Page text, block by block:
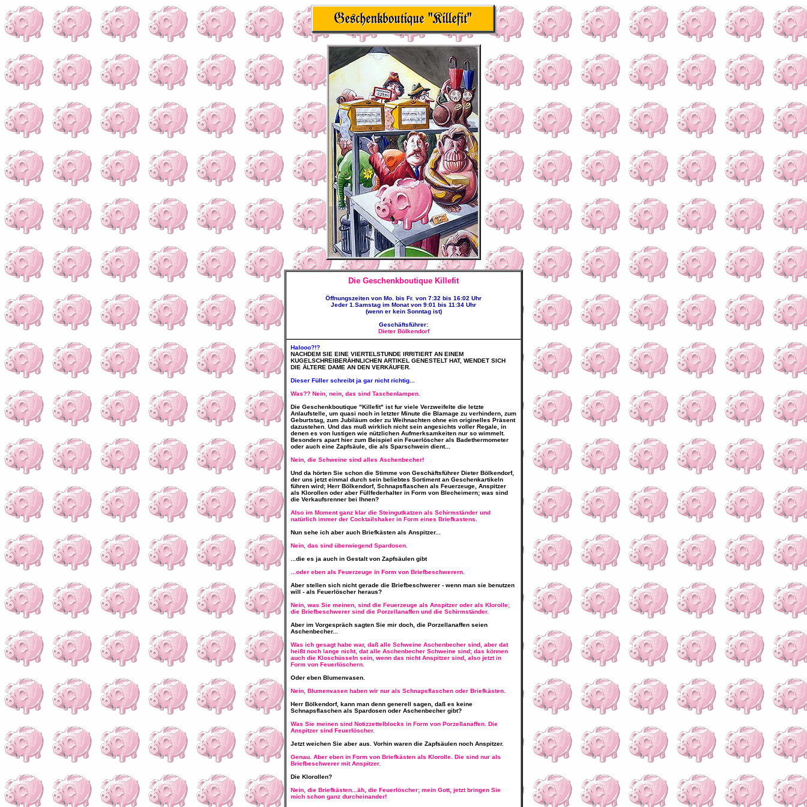
Die Geschenkboutique Killefit
Öffnungszeiten von Mo. bis Fr. von 7:32 bis 16:02 Uhr
Jeder 1.Samstag im Monat von 9:01 bis 11:34 Uhr
(wenn er kein Sonntag ist)
Geschäftsführer:
Dieter Bölkendorf
Halooo?!?
NACHDEM SIE EINE VIERTELSTUNDE IRRITIERT AN EINEM
KUGELSCHREIBERÄHNLICHEN ARTIKEL GENESTELT HAT, WENDET SICH
DIE ÄLTERE DAME AN DEN VERKÄUFER.
Dieser Füller schreibt ja gar nicht richtig...
Was?? Nein, nein, das sind Taschenlampen.
Die Geschenkboutique "Killefit" ist fur viele Verzweifelte die letzte
Anlaufstelle, um quasi noch in letzter Minute die Blamage zu verhindern, zum
Geburtstag, zum Jubiläum oder zu Weihnachten ohne ein originelles Präsent
dazustehen. Und das muß wirklich nicht sein angesichts voller Regale, in
denen es von lustigen wie nützlichen Aufmerksamkeiten nur so wimmelt.
Besonders apart hier zum Beispiel ein Feuerlöscher als Badethermometer
oder auch eine Zapfsäule, die als Sparschwein dient...
Nein, die Schweine sind alles Aschenbecher!
Und da hörten Sie schon die Stimme von Geschäftsführer Dieter Bölkendorf,
der uns jetzt einmal durch sein beliebtes Sortiment an Geschenkartikeln
führen wird; Herr Bölkendorf, Schnapsflaschen als Feuerzeuge, Anspitzer
als Klorollen oder aber Füllfederhalter in Form von Blecheimern; was sind
die Verkaufsrenner bei Ihnen?
Also im Moment ganz klar die Steingutkatzen als Schirmständer und
natürlich immer der Cocktailshaker in Form eines Briefkastens.
Nun sehe ich aber auch Briefkästen als Anspitzer...
Nein, das sind überwiegend Spardosen.
...die es ja auch in Gestalt von Zapfsäulen gibt
...oder eben als Feuerzeuge in Form von Briefbeschwerern.
Aber stellen sich nicht gerade die Briefbeschwerer - wenn man sie benutzen
will - als Feuerlöscher heraus?
Nein, was Sie meinen, sind die Feuerzeuge als Anspitzer oder als Klorolle;
die Briefbeschwerer sind die Porzellanaffen und die Schirmständer.
Aber im Vorgespräch sagten Sie mir doch, die Porzellanaffen seien
Aschenbecher...
Was ich gesagt habe war, daß alle Schweine Aschenbecher sind, aber dat
heißt noch lange nicht, dat alle Aschenbecher Schweine sind; das können
auch die Kloschüsseln sein, wenn das nicht Anspitzer sind, also jetzt in
Form von Feuerlöschern.
Oder eben Blumenvasen.
Nein, Blumenvasen haben wir nur als Schnapsflaschen oder Briefkästen.
Herr Bölkendorf, kann man denn generell sagen, daß es keine
Schnapsflaschen als Spardosen oder Aschenbecher gibt?
Was Sie meinen sind Notizzettelblocks in Form von Porzellanaffen. Die
Anspitzer sind Feuerlöscher.
Jetzt weichen Sie aber aus. Vorhin waren die Zapfsäulen noch Anspitzer.
Genau. Aber eben in Form von Briefkästen als Klorolle. Die sind nur als
Briefbeschwerer mit Anspitzer.
Die Klorollen?
Nein, die Briefkästen...äh, die Feuerlöscher; mein Gott, jetzt bringen Sie
mich schon ganz durcheinander!